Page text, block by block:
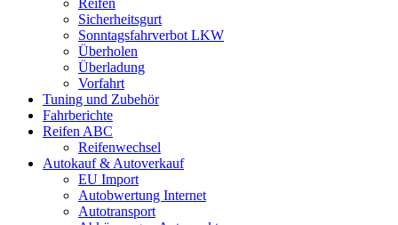
Reifen
Sicherheitsgurt
Sonntagsfahrverbot LKW
Überholen
Überladung
Vorfahrt
Tuning und Zubehör
Fahrberichte
Reifen ABC
Reifenwechsel
Autokauf & Autoverkauf
EU Import
Autobwertung Internet
Autotransport